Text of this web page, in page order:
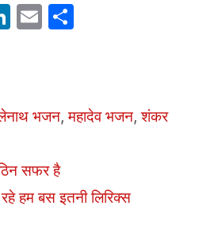
Li
dI
E
भजन,महादेव भजन,शंकर
सफर है
हम बस इतनी लिरिक्स